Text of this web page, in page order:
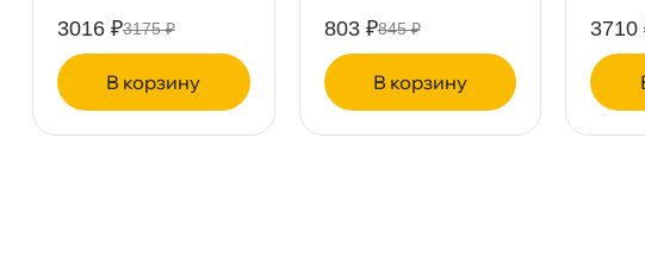
3016 ₽3175 ₽
корзину
803 ₽845 ₽
корзину
3710
Сегодня, бесплатно
Богатырский пр. 12
4 шт
Пн–Вс10:00 – 21:00